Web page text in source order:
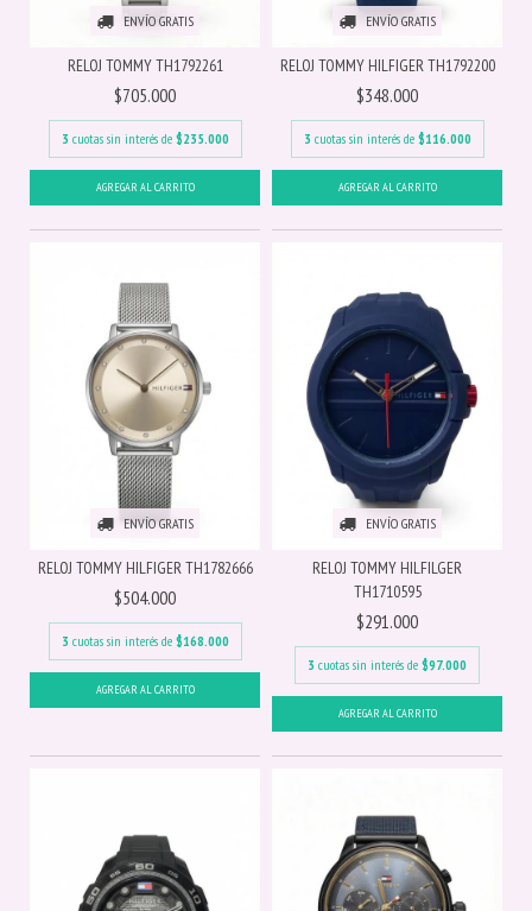
ENVÍO GRATIS
RELOJ TOMMY TH1792261
$705.000
3 cuotas sin interés de $235.000
AGREGAR AL CARRITO
ENVÍO GRATIS
RELOJ TOMMY HILFIGER TH1792200
$348.000
3 cuotas sin interés de $116.000
ENVÍO GRATIS
RELOJ TOMMY HILFIGER TH1782666
$504.000
3 cuotas sin interés de $168.000
ENVÍO GRATIS
RELOJ TOMMY HILFILGER
TH1710595
$291.000
3 cuotas sin interés de $97.000